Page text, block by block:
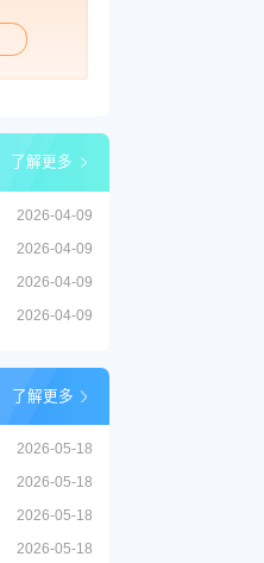
了解更多
2026-04-09
2026-04-09
2026-04-09
2026-04-09
了解更多
2026-05-18
2026-05-18
2026-05-18
2026-05-18